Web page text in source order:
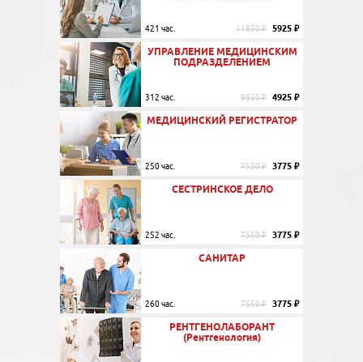
421 час. 11850 ₽ 5925 ₽
УПРАВЛЕНИЕ МЕДИЦИНСКИМ
ПОДРАЗДЕЛЕНИЕМ
312 час. 9850 ₽ 4925 ₽
МЕДИЦИНСКИЙ РЕГИСТРАТОР
250 час. 7550 ₽ 3775 ₽
СЕСТРИНСКОЕ ДЕЛО
252 час. 7550 ₽ 3775 ₽
САНИТАР
260 час. 7550 ₽ 3775 ₽
РЕНТГЕНОЛАБОРАНТ
(Рентгенология)